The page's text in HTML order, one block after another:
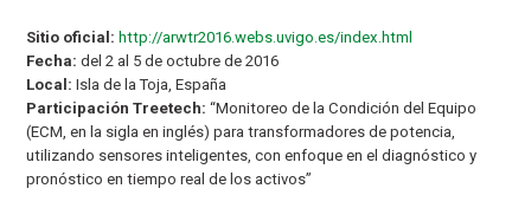
Sitio oficial: http://arwtr2016.webs.uvigo.es/index.html
Fecha:del 2 al 5 de octubre de 2016
Local:Isla de la Toja, España
Participación Treetech:“Monitoreo de la Condición del Equipo
(ECM, en la sigla en inglés) para transformadores de potencia,
utilizando sensores inteligentes, con enfoque en el diagnóstico y
pronóstico en tiempo real de los activos”